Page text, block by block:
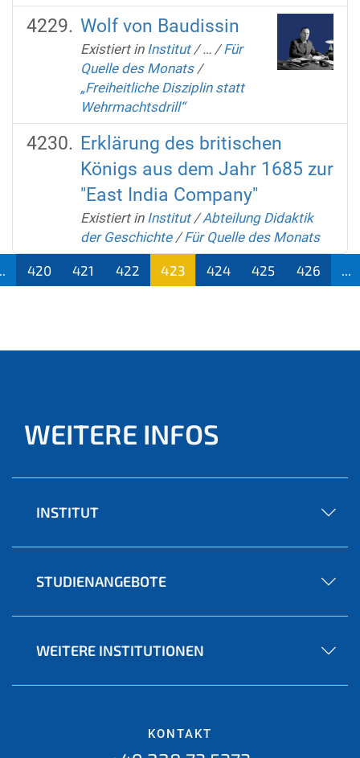
Wolf von Baudissin
Existiert in Institut /… /Für
Quelle des Monats /
„Freiheitliche Disziplin statt
Wehrmachtsdrill“
Erklärung des britischen
Königs aus dem Jahr 1685 zur
"East India Company"
Existiert in Institut /Abteilung Didaktik
der Geschichte /Für Quelle des Monats
420 421 422
423
424 425 426
WEITERE INFOS
INSTITUT
STUDIENANGEBOTE
WEITERE INSTITUTIONEN
KONTAKT